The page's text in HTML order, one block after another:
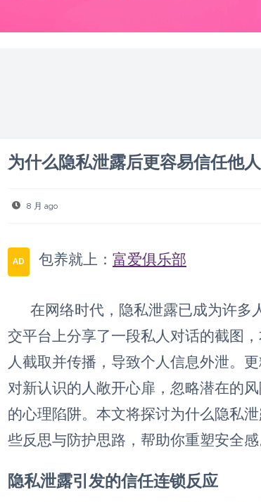
为什么隐私泄露后更容易信任他人
8 月 ago
AD 包养就上：富爱俱乐部
在网络时代，隐私泄露已成为许多
交平台上分享了一段私人对话的截图
人截取并传播，导致个人信息外泄。
对新认识的人敞开心扉，忽略潜在的
的心理陷阱。本文将探讨为什么隐私
些反思与防护思路，帮助你重塑安全感
隐私泄露引发的信任连锁反应